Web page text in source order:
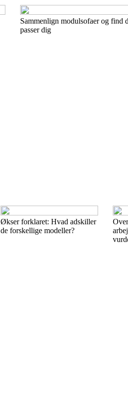
Sammenlign modulsofaer og find
passer dig
Økser forklaret: Hvad adskiller
de forskellige modeller?